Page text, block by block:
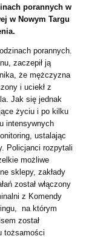
porannych w
w Nowym Targu
porannych.
zaczepił ją
że mężczyzna
i uciekł z
Jak się jednak
życiu i po kilku
intensywnych
ustalając
Policjanci rozpytali
możliwe
sklepy, zakłady
został włączony
z Komendy
na którym
został
tożsamości